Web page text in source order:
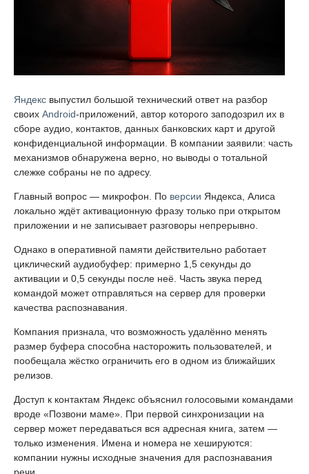
Яндекс выпустил большой технический ответ на разбор
своих Android-приложений, автор которого заподозрил их в
сборе аудио, контактов, данных банковских карт и другой
конфиденциальной информации. В компании заявили: часть
механизмов обнаружена верно, но выводы о тотальной
слежке собраны не по адресу.
Главный вопрос — микрофон. По версии Яндекса, Алиса
локально ждёт активационную фразу только при открытом
приложении и не записывает разговоры непрерывно.
Однако в оперативной памяти действительно работает
циклический аудиобуфер: примерно 1,5 секунды до
активации и 0,5 секунды после неё. Часть звука перед
командой может отправляться на сервер для проверки
качества распознавания.
Компания признала, что возможность удалённо менять
размер буфера способна насторожить пользователей, и
пообещала жёстко ограничить его в одном из ближайших
релизов.
Доступ к контактам Яндекс объяснил голосовыми командами
вроде «Позвони маме». При первой синхронизации на
сервер может передаваться вся адресная книга, затем —
только изменения. Имена и номера не хешируются:
компании нужны исходные значения для распознавания